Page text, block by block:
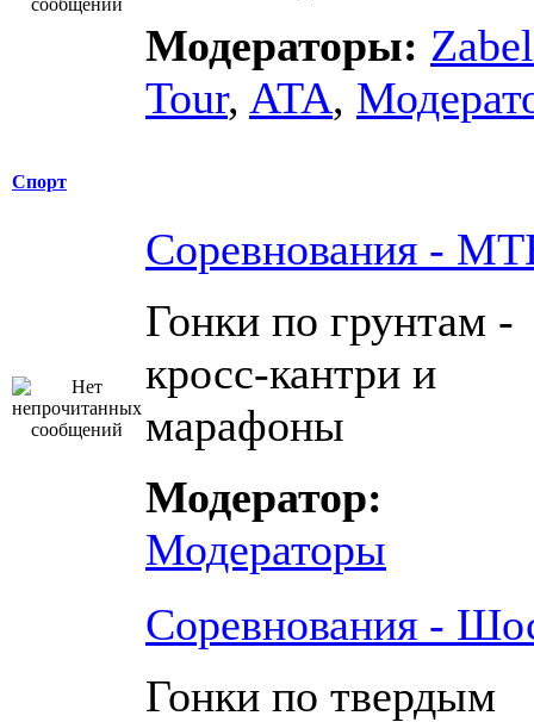
Модераторы: Zabel
Tour, ATA,
Спорт
Соревнования -
Гонки по грунтам -
кросс-кантри и
марафоны
Модератор:
Модераторы
Соревнования -
Гонки по твердым